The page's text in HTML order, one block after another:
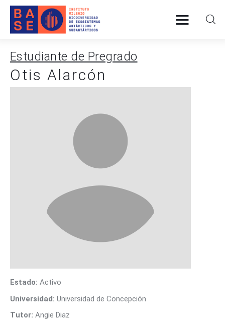
INICIO
INVESTIGACIÓN
PUBLICACIONES
COMUNICACIONES
CONTACTO
Estudiante de Pregrado
Otis Alarcón
Estado: Activo
Universidad: Universidad de Concepción
Tutor: Angie Diaz